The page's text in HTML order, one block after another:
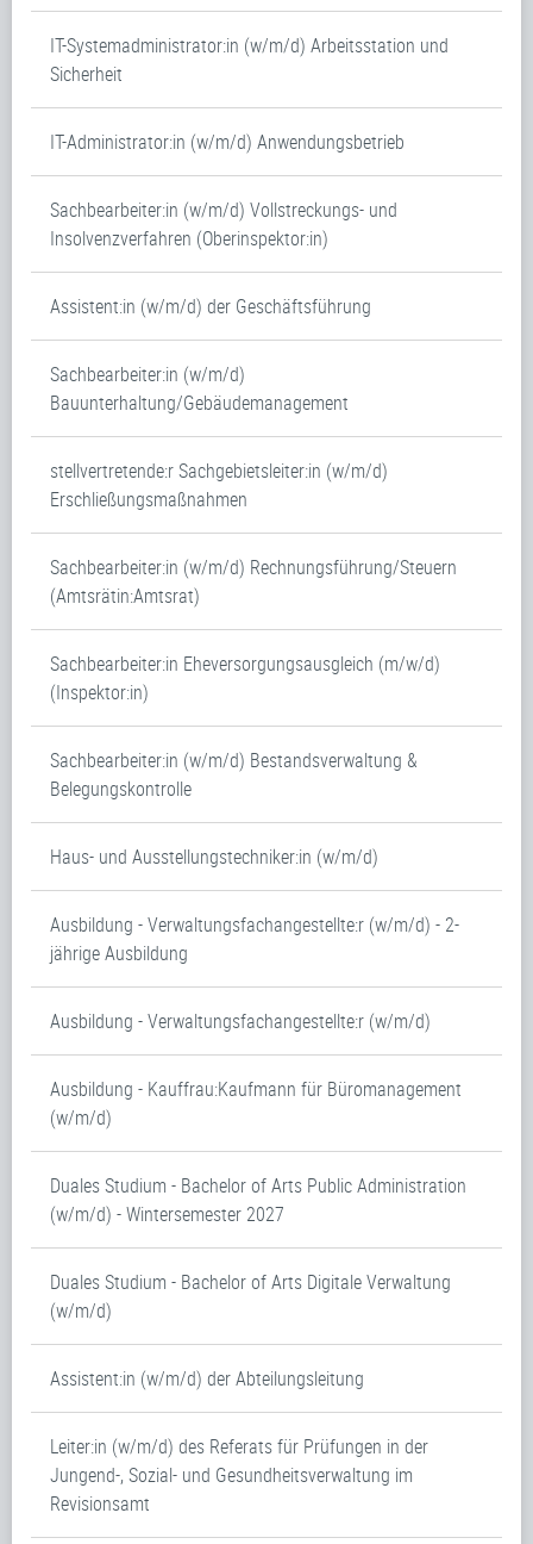
IT-Systemadministrator:in (w/m/d) Arbeitsstation und
Sicherheit
IT-Administrator:in (w/m/d) Anwendungsbetrieb
Sachbearbeiter:in (w/m/d) Vollstreckungs- und
Insolvenzverfahren (Oberinspektor:in)
Assistent:in (w/m/d) der Geschäftsführung
Sachbearbeiter:in (w/m/d)
Bauunterhaltung/Gebäudemanagement
stellvertretende:r Sachgebietsleiter:in (w/m/d)
Erschließungsmaßnahmen
Sachbearbeiter:in (w/m/d) Rechnungsführung/Steuern
(Amtsrätin:Amtsrat)
Sachbearbeiter:in Eheversorgungsausgleich (m/w/d)
(Inspektor:in)
Sachbearbeiter:in (w/m/d) Bestandsverwaltung &
Belegungskontrolle
Haus- und Ausstellungstechniker:in (w/m/d)
Ausbildung - Verwaltungsfachangestellte:r (w/m/d) - 2-
jährige Ausbildung
Ausbildung - Verwaltungsfachangestellte:r (w/m/d)
Ausbildung - Kauffrau:Kaufmann für Büromanagement
(w/m/d)
Duales Studium - Bachelor of Arts Public Administration
(w/m/d) - Wintersemester 2027
Duales Studium - Bachelor of Arts Digitale Verwaltung
(w/m/d)
Assistent:in (w/m/d) der Abteilungsleitung
Leiter:in (w/m/d) des Referats für Prüfungen in der
Jungend-, Sozial- und Gesundheitsverwaltung im
Revisionsamt